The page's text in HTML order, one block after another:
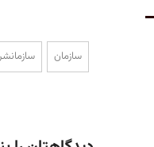
سازمان